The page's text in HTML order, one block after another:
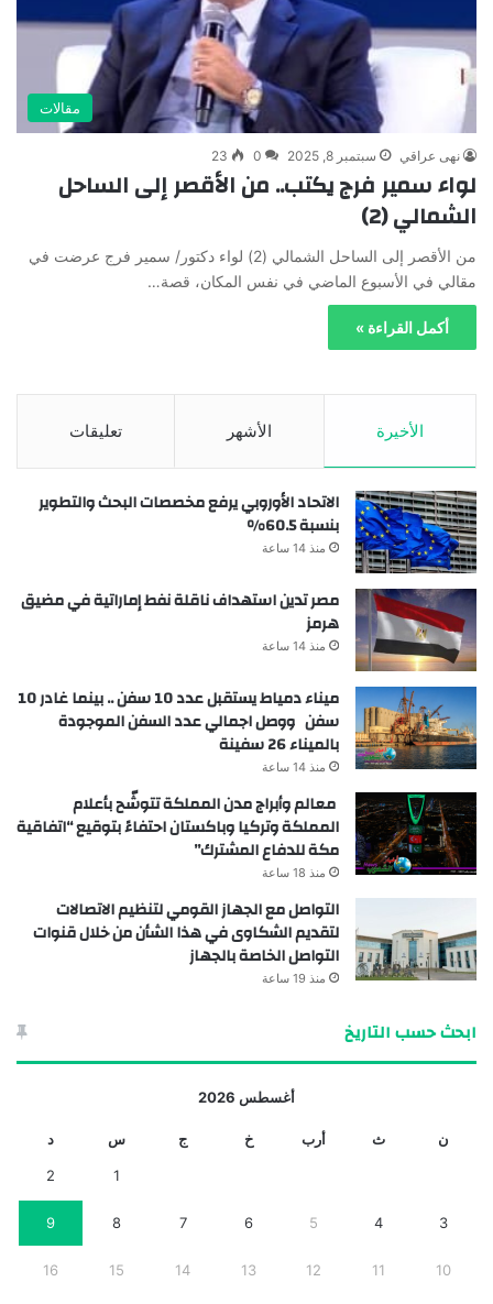
مقالات
نهى عراقي سبتمبر 8, 2025 0
23
لواء سمير فرج يكتب.. من الأقصر إلى الساحل
الشمالي (2)
من الأقصر إلى الساحل الشمالي (2) لواء دكتور/ سمير فرج عرضت في
مقالي في الأسبوع الماضي في نفس المكان، قصة…
أكمل القراءة »
الأخيرة الأشهر تعليقات
الاتحاد الأوروبي يرفع مخصصات البحث والتطوير
بنسبة 60.5%
منذ 14 ساعة
مصر تدين استهداف ناقلة نفط إماراتية في مضيق
هرمز
منذ 14 ساعة
ميناء دمياط يستقبل عدد 10 سفن .. بينما غادر 10
سفن ووصل اجمالي عدد السفن الموجودة
بالميناء 26 سفينة
منذ 14 ساعة
معالم وأبراج مدن المملكة تتوشّح بأعلام
المملكة وتركيا وباكستان احتفاءً بتوقيع “اتفاقية
مكة للدفاع المشترك”
منذ 18 ساعة
التواصل مع الجهاز القومي لتنظيم الاتصالات
لتقديم الشكاوى في هذا الشأن من خلال قنوات
التواصل الخاصة بالجهاز
منذ 19 ساعة
ابحث حسب التاريخ
أغسطس 2026
ن ث أرب خ ج س د
1
2
3
4
5
6
7
8
9
10
11
12
13
14
15
16